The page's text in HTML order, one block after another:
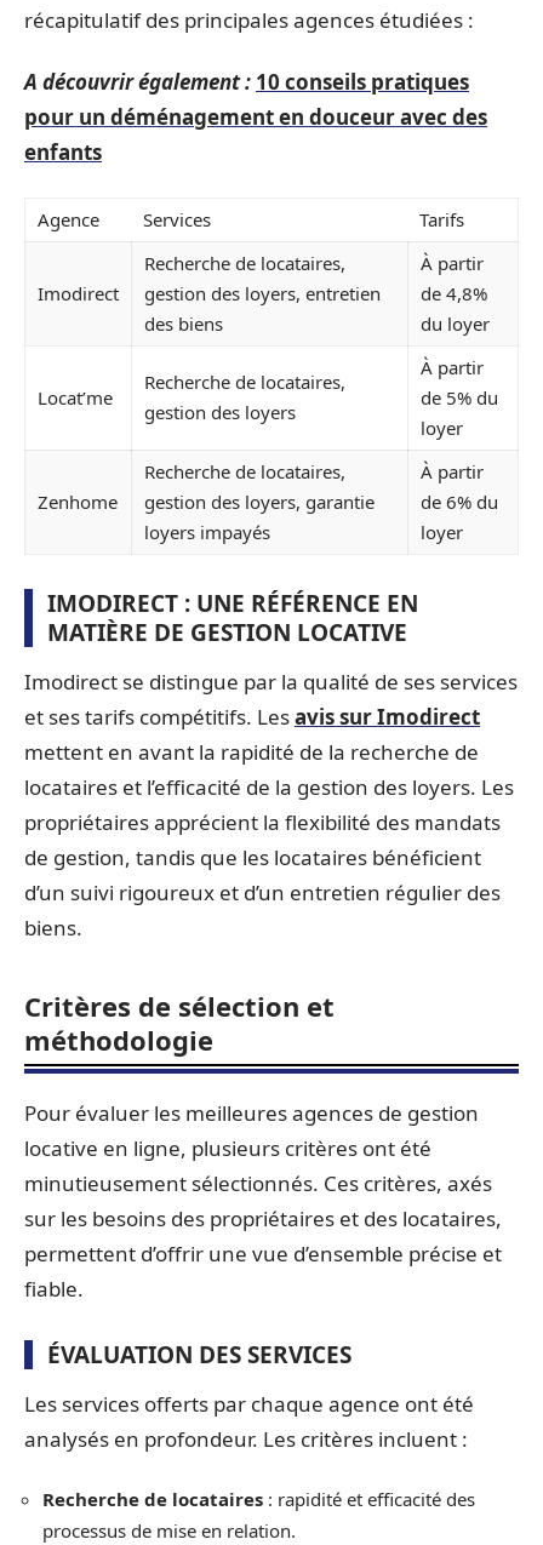
récapitulatif des principales agences étudiées :
A découvrir également : 10 conseils pratiques
pour un déménagement en douceur avec des
enfants
Agence Services Tarifs
Imodirect
Recherche de locataires,
gestion des loyers, entretien
des biens
À partir
de 4,8%
du loyer
Locat’me
Recherche de locataires,
gestion des loyers
À partir
de 5% du
loyer
Zenhome
Recherche de locataires,
gestion des loyers, garantie
loyers impayés
À partir
de 6% du
loyer
IMODIRECT : UNE RÉFÉRENCE EN
MATIÈRE DE GESTION LOCATIVE
Imodirect se distingue par la qualité de ses services
et ses tarifs compétitifs. Lesavis sur Imodirect
mettent en avant la rapidité de la recherche de
locataires et l’efficacité de la gestion des loyers. Les
propriétaires apprécient la flexibilité des mandats
de gestion, tandis que les locataires bénéficient
d’un suivi rigoureux et d’un entretien régulier des
biens.
Critères de sélection et
méthodologie
Pour évaluer les meilleures agences de gestion
locative en ligne, plusieurs critères ont été
minutieusement sélectionnés. Ces critères, axés
sur les besoins des propriétaires et des locataires,
permettent d’offrir une vue d’ensemble précise et
fiable.
ÉVALUATION DES SERVICES
Les services offerts par chaque agence ont été
analysés en profondeur. Les critères incluent :
Recherche de locataires : rapidité et efficacité des
processus de mise en relation.